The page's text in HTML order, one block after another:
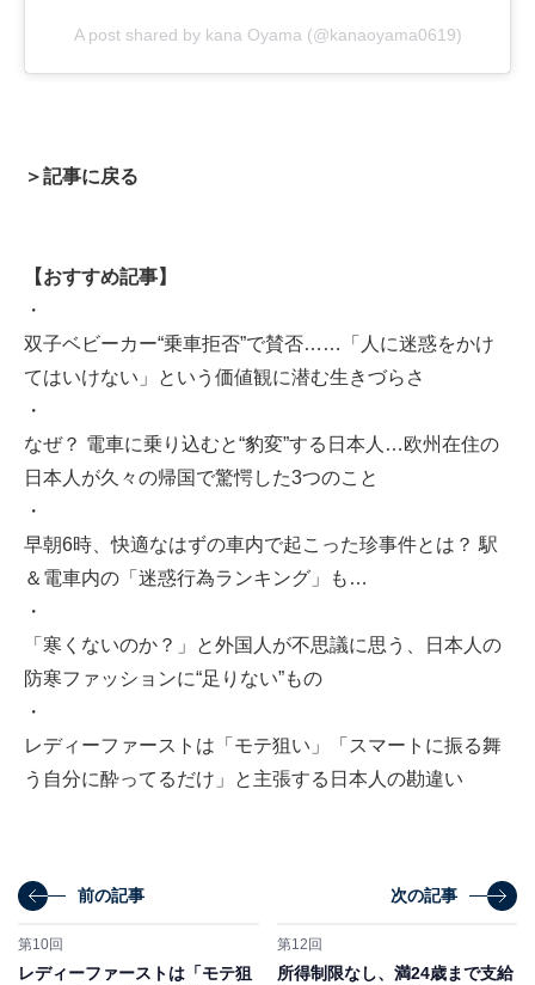
A post shared by kana Oyama (@kanaoyama0619)
＞記事に戻る
【おすすめ記事】
・
双子ベビーカー“乗車拒否”で賛否……「人に迷惑をかけ
てはいけない」という価値観に潜む生きづらさ
・
なぜ？ 電車に乗り込むと“豹変”する日本人…欧州在住の
日本人が久々の帰国で驚愕した3つのこと
・
早朝6時、快適なはずの車内で起こった珍事件とは？ 駅
＆電車内の「迷惑行為ランキング」も…
・
「寒くないのか？」と外国人が不思議に思う、日本人の
防寒ファッションに“足りない”もの
・
レディーファーストは「モテ狙い」「スマートに振る舞
う自分に酔ってるだけ」と主張する日本人の勘違い
前の記事
第10回
レディーファーストは「モテ狙
次の記事
第12回
所得制限なし、満24歳まで支給